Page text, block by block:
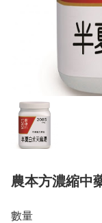
農本方濃縮中
數量